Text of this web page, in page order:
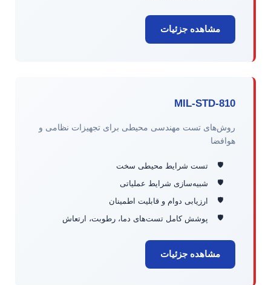
مشاهده جزئیات
MIL-STD-810
روش‌های تست مهندسی محیطی برای تجهیزات نظامی و
هوافضا
تست شرایط محیطی سخت
شبیه‌سازی شرایط عملیاتی
ارزیابی دوام و قابلیت اطمینان
پوشش کامل تست‌های دما، رطوبت، ارتعاش
مشاهده جزئیات